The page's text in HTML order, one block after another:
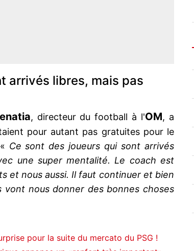
arrivés libres, mais pas
, directeur du football à l'OM, a
pour autant pas gratuites pour le
Ce sont des joueurs qui sont arrivés
une super mentalité. Le coach est
et nous aussi. Il faut continuer et bien
vont nous donner des bonnes choses
pour la suite du mercato du PSG !